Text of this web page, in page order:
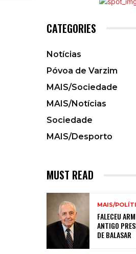
CATEGORIES
Notícias
Póvoa de Varzim
MAIS/Sociedade
MAIS/Notícias
Sociedade
MAIS/Desporto
MUST READ
MAIS/
FALECEU
ANTIGO
DE BALASAR